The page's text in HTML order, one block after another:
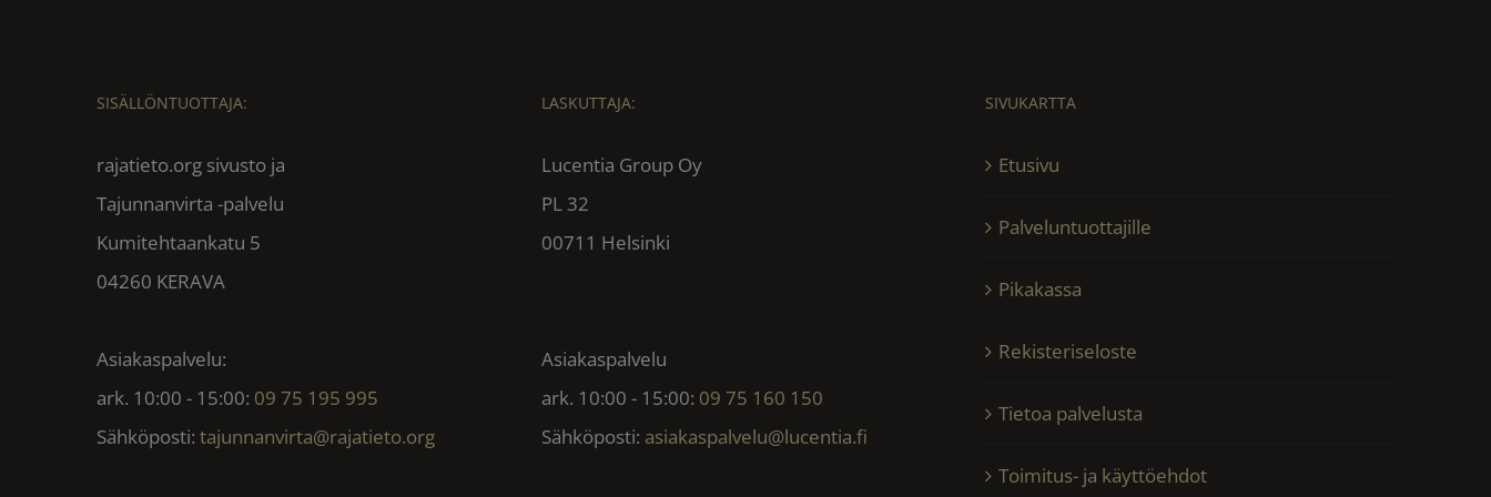
SISÄLLÖNTUOTTAJA:
rajatieto.org sivusto ja
Tajunnanvirta -palvelu
Kumitehtaankatu 5
04260 KERAVA
Asiakaspalvelu:
ark. 10:00 - 15:00: 09 75 195 995
Sähköposti: tajunnanvirta@rajatieto.org
LASKUTTAJA:
Lucentia Group Oy
PL 32
00711 Helsinki
Asiakaspalvelu
ark. 10:00 - 15:00: 09 75 160 150
Sähköposti: asiakaspalvelu@lucentia.fi
SIVUKARTTA
Etusivu
Palveluntuottajille
Pikakassa
Rekisteriseloste
Tietoa palvelusta
Toimitus- ja käyttöehdot